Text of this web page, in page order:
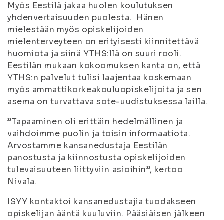
Myös Eestilä jakaa huolen koulutuksen
yhdenvertaisuuden puolesta. Hänen
mielestään myös opiskelijoiden
mielenterveyteen on erityisesti kiinnitettävä
huomiota ja siinä YTHS:llä on suuri rooli.
Eestilän mukaan kokoomuksen kanta on, että
YTHS:n palvelut tulisi laajentaa koskemaan
myös ammattikorkeakouluopiskelijoita ja sen
asema on turvattava sote-uudistuksessa lailla.
”Tapaaminen oli erittäin hedelmällinen ja
vaihdoimme puolin ja toisin informaatiota.
Arvostamme kansanedustaja Eestilän
panostusta ja kiinnostusta opiskelijoiden
tulevaisuuteen liittyviin asioihin”, kertoo
Nivala.
ISYY kontaktoi kansanedustajia tuodakseen
opiskelijan ääntä kuuluviin. Pääsiäisen jälkeen